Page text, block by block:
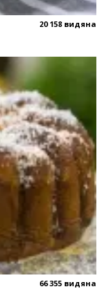
20 158 видяна
66 355 видяна